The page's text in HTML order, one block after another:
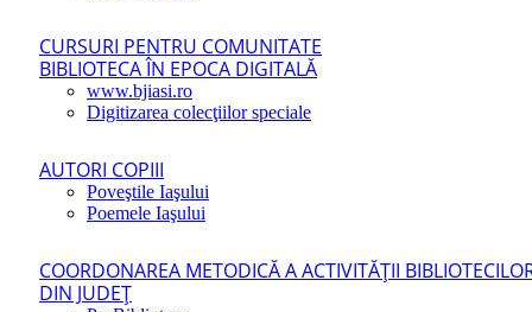
CURSURI PENTRU COMUNITATE
BIBLIOTECA ÎN EPOCA DIGITALĂ
www.bjiasi.ro
Digitizarea colecţiilor speciale
AUTORI COPIII
Poveştile Iaşului
Poemele Iaşului
COORDONAREA METODICĂ A ACTIVITĂŢII
DIN JUDEŢ